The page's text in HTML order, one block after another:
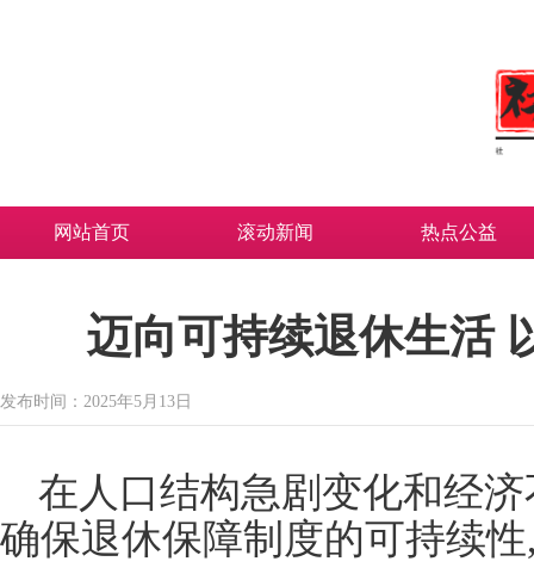
网站首页 滚动新闻 热点公益
迈向可持续退休生活
发布时间：2025年5月13日
在人口结构急剧变化和经
确保退休保障制度的可持续